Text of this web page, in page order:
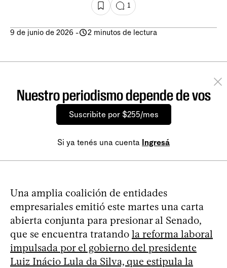
1
9 de junio de 2026 - 2 minutos de lectura
Nuestro periodismo depende de vos
Suscribite por $255/mes
Si ya tenés una cuenta Ingresá
Una amplia coalición de entidades
empresariales emitió este martes una carta
abierta conjunta para presionar al Senado,
que se encuentra tratando la reforma laboral
impulsada por el gobierno del presidente
Luiz Inácio Lula da Silva, que estipula la